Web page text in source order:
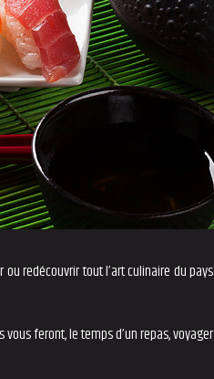
redécouvrir tout l’art culinaire du pays
feront, le temps d’un repas, voyager